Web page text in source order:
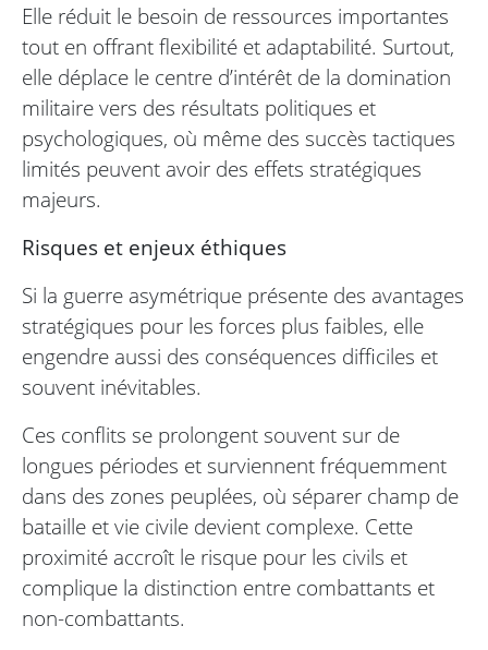
Elle réduit le besoin de ressources importantes
tout en offrant flexibilité et adaptabilité. Surtout,
elle déplace le centre d’intérêt de la domination
militaire vers des résultats politiques et
psychologiques, où même des succès tactiques
limités peuvent avoir des effets stratégiques
majeurs.
Risques et enjeux éthiques
Si la guerre asymétrique présente des avantages
stratégiques pour les forces plus faibles, elle
engendre aussi des conséquences difficiles et
souvent inévitables.
Ces conflits se prolongent souvent sur de
longues périodes et surviennent fréquemment
dans des zones peuplées, où séparer champ de
bataille et vie civile devient complexe. Cette
proximité accroît le risque pour les civils et
complique la distinction entre combattants et
non-combattants.